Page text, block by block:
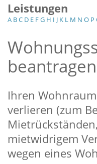
Leistungen
A BC D E FG H I J K L M N O P
beantragen
Ihren
verlieren (zum
mietwidrigem
wegen eines